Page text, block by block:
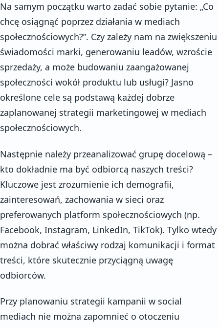
Na samym początku warto zadać sobie pytanie: „Co
chcę osiągnąć poprzez działania w mediach
społecznościowych?”. Czy zależy nam na zwiększeniu
świadomości marki, generowaniu leadów, wzroście
sprzedaży, a może budowaniu zaangażowanej
społeczności wokół produktu lub usługi? Jasno
określone cele są podstawą każdej dobrze
zaplanowanej strategii marketingowej w mediach
społecznościowych.
Następnie należy przeanalizować grupę docelową –
kto dokładnie ma być odbiorcą naszych treści?
Kluczowe jest zrozumienie ich demografii,
zainteresowań, zachowania w sieci oraz
preferowanych platform społecznościowych (np.
Facebook, Instagram, LinkedIn, TikTok). Tylko wtedy
można dobrać właściwy rodzaj komunikacji i format
treści, które skutecznie przyciągną uwagę
odbiorców.
Przy planowaniu strategii kampanii w social
mediach nie można zapomnieć o otoczeniu